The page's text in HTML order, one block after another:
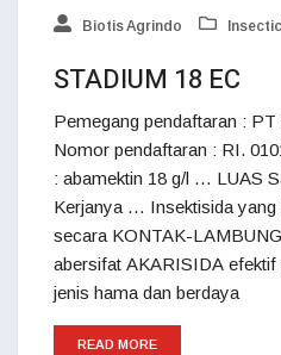
Biotis Agrindo
STADIUM 18 EC
Pemegang pendaftaran :
Nomor pendaftaran : RI.
: abamektin 18 g/l … LUAS
Kerjanya … Insektisida yang
secara KONTAK-
abersifat AKARISIDA efektif
jenis hama dan berdaya
READ MORE